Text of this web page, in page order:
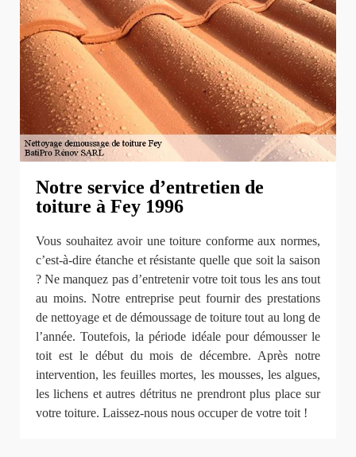
Notre service d’entretien de
toiture à Fey 1996
Vous souhaitez avoir une toiture conforme aux normes,
c’est-à-dire étanche et résistante quelle que soit la saison
? Ne manquez pas d’entretenir votre toit tous les ans tout
au moins. Notre entreprise peut fournir des prestations
de nettoyage et de démoussage de toiture tout au long de
l’année. Toutefois, la période idéale pour démousser le
toit est le début du mois de décembre. Après notre
intervention, les feuilles mortes, les mousses, les algues,
les lichens et autres détritus ne prendront plus place sur
votre toiture. Laissez-nous nous occuper de votre toit !